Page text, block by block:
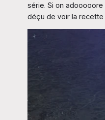
série. Si on
déçu de voir la recette